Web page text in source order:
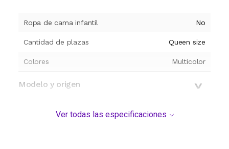
Ropa de cama infantil No
Cantidad de plazas Queen size
Colores Multicolor
Modelo y origen
Ver todas las especificaciones